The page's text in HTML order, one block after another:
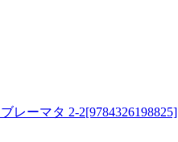
ーマタ 2-2[9784326198825]